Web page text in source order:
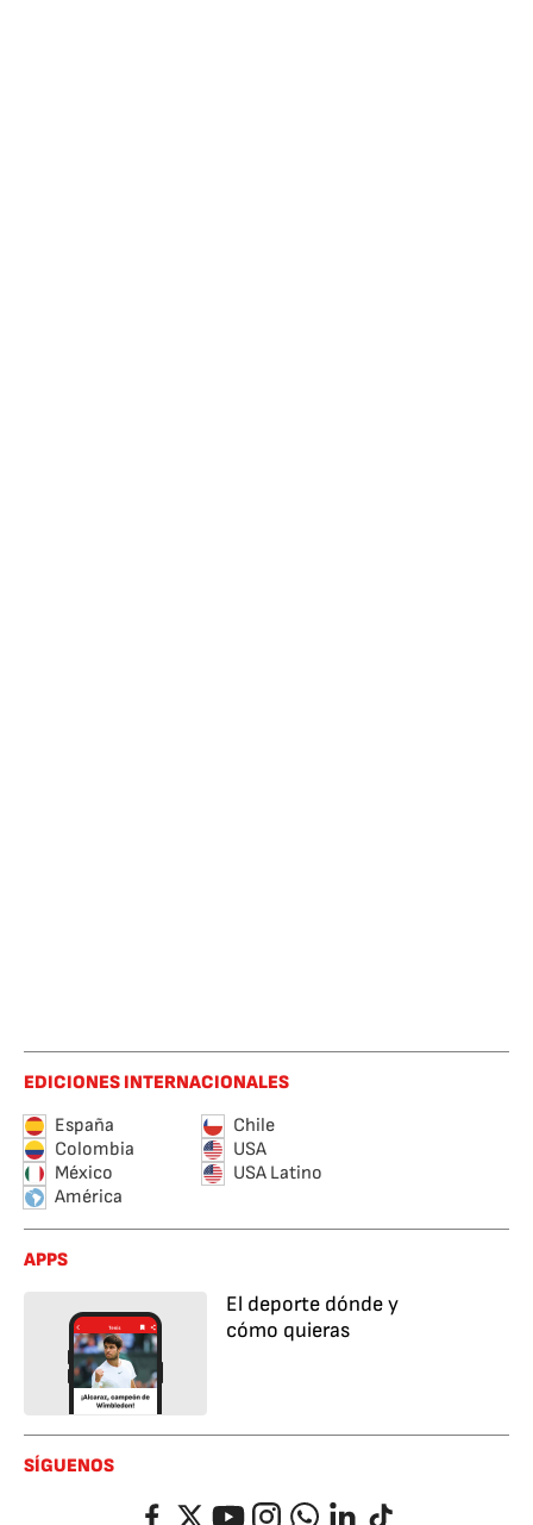
EDICIONES INTERNACIONALES
España
Chile
Colombia
USA
México
USA Latino
América
APPS
El deporte dónde y
cómo quieras
SÍGUENOS
FacebookTwitterYouTubeInstagramWhatsappLinkedIn
TikTok